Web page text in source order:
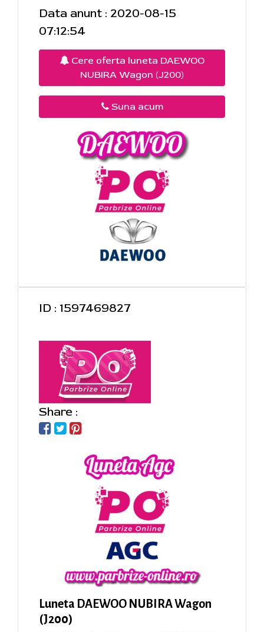
Data anunt : 2020-08-15
07:12:54
Cere oferta luneta DAEWOO
NUBIRA Wagon (J200)
Suna acum
ID : 1597469827
Share :
Luneta DAEWOO NUBIRA Wagon
(J200)